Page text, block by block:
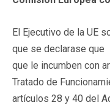
El Ejecutivo de la UE
que se declarase que
que le incumben con
Tratado de
artículos 28 y 40 del